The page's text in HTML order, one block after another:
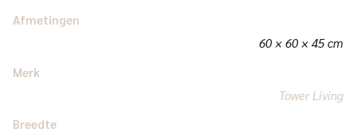
Afmetingen
60 × 60 × 45 cm
Merk
Tower Living
Breedte